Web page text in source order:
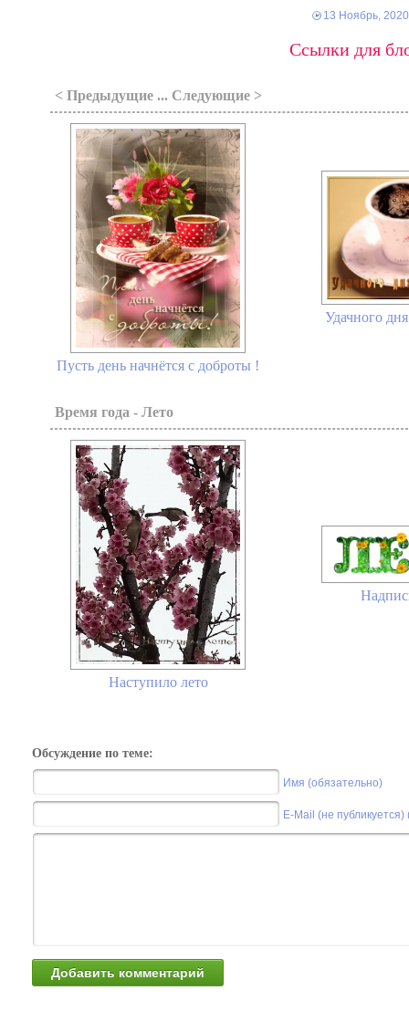
13 Ноябрь, 2020
Ссылки для
< Предыдущие ... Следующие >
Пусть день начнётся с доброты !
Удачного
Время года - Лето
Наступило лето
Обсуждение по теме:
Имя (обязательно)
E-Mail (не